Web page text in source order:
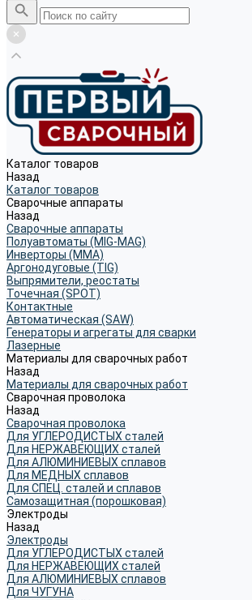
Каталог товаров
Назад
Каталог товаров
Сварочные аппараты
Назад
Сварочные аппараты
Полуавтоматы (MIG-MAG)
Инверторы (MMA)
Аргонодуговые (TIG)
Выпрямители, реостаты
Точечная (SPOT)
Контактные
Автоматическая (SAW)
Генераторы и агрегаты для сварки
Лазерные
Материалы для сварочных работ
Назад
Материалы для сварочных работ
Сварочная проволока
Назад
Сварочная проволока
Для УГЛЕРОДИСТЫХ сталей
Для НЕРЖАВЕЮЩИХ сталей
Для АЛЮМИНИЕВЫХ сплавов
Для МЕДНЫХ сплавов
Для СПЕЦ. сталей и сплавов
Самозащитная (порошковая)
Электроды
Назад
Электроды
Для УГЛЕРОДИСТЫХ сталей
Для НЕРЖАВЕЮЩИХ сталей
Для АЛЮМИНИЕВЫХ сплавов
Для ЧУГУНА